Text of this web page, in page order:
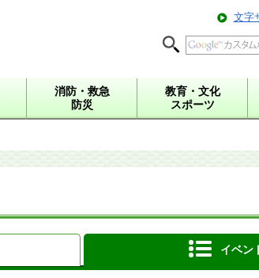
文字
消防・救急
防災
教育・文化
スポーツ
イベン